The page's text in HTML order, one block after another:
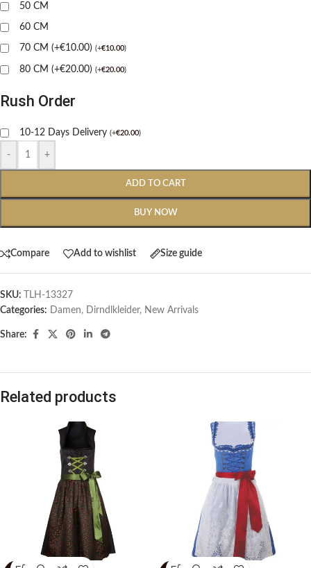
50 CM
60 CM
70 CM (+€10.00) (+€10.00)
80 CM (+€20.00) (+€20.00)
Rush Order
10-12 Days Delivery (+€20.00)
- +
ADD TO CART
BUY NOW
Compare Add to wishlist Size guide
SKU:
TLH-13327
Categories:
Damen, Dirndlkleider, New Arrivals
Share:
Related products